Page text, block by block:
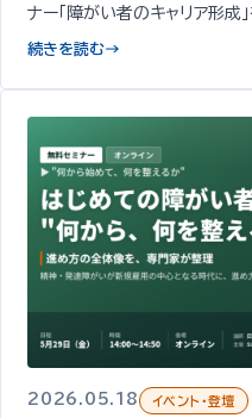
ナー「障がい者のキャリア形成
るための「現場での関わり方・
続きを読む→
2026.05.18 イベント・登壇